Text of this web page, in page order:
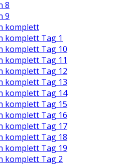
8
9
komplett
komplett Tag 1
komplett Tag 10
komplett Tag 11
komplett Tag 12
komplett Tag 13
komplett Tag 14
komplett Tag 15
komplett Tag 16
komplett Tag 17
komplett Tag 18
komplett Tag 19
komplett Tag 2